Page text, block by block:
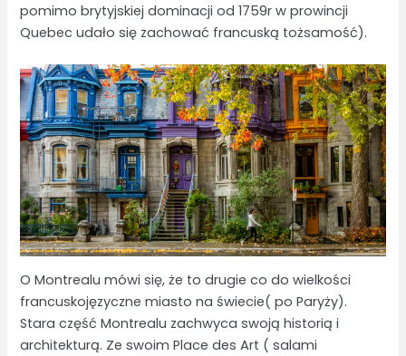
pomimo brytyjskiej dominacji od 1759r w prowincji
Quebec udało się zachować francuską tożsamość).
O Montrealu mówi się, że to drugie co do wielkości
francuskojęzyczne miasto na świecie( po Paryży).
Stara część Montrealu zachwyca swoją historią i
architekturą. Ze swoim Place des Art ( salami